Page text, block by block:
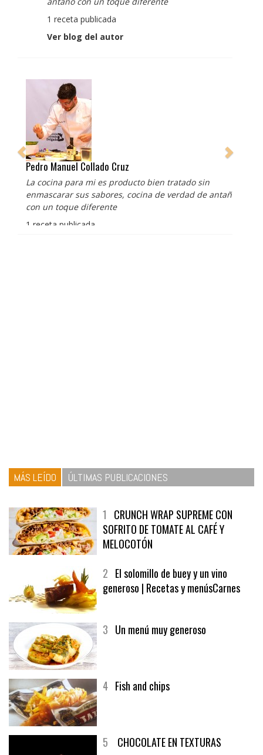
1 receta publicada
Ver blog del autor
Pedro Manuel Collado Cruz
La cocina para mi es producto bien tratado sin
enmascarar sus sabores, cocina de verdad de antaño
con un toque diferente
1 receta publicada
1CRUNCH WRAP SUPREME CON
SOFRITO DE TOMATE AL CAFÉ Y
MELOCOTÓN
2El solomillo de buey y un vino